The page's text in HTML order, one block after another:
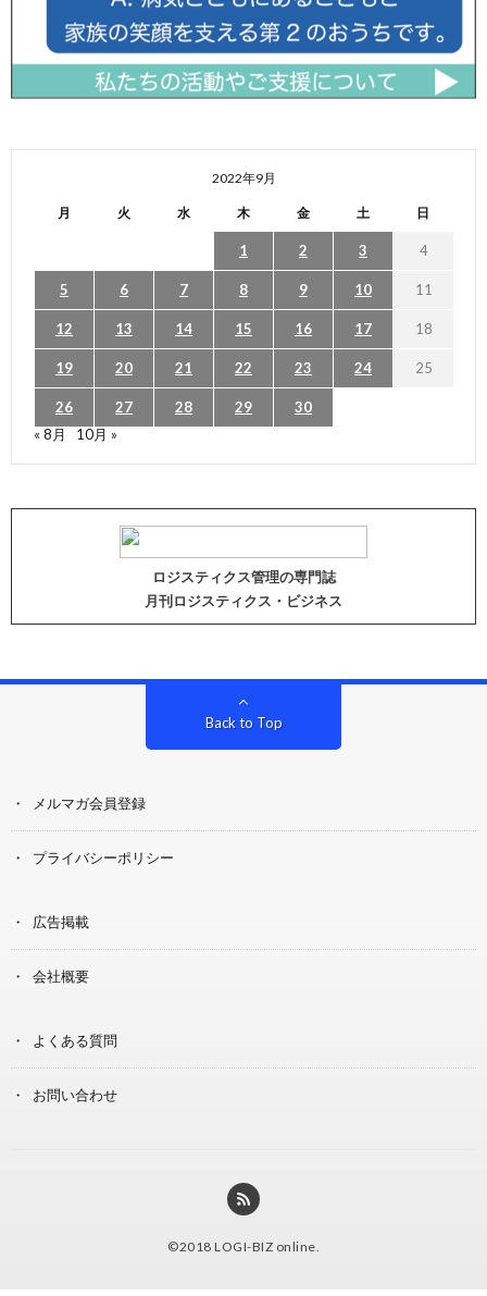
2022年9月
月 火 水 木 金 土 日
1 2 3 4
5 6 7 8 9 10 11
12 13 14 15 16 17 18
19 20 21 22 23 24 25
26 27 28 29
30
« 8月
10月 »
ロジスティクス管理の専門誌
月刊ロジスティクス・ビジネス
Back to Top
メルマガ会員登録
プライバシーポリシー
広告掲載
会社概要
よくある質問
お問い合わせ
©2018 LOGI-BIZ online.